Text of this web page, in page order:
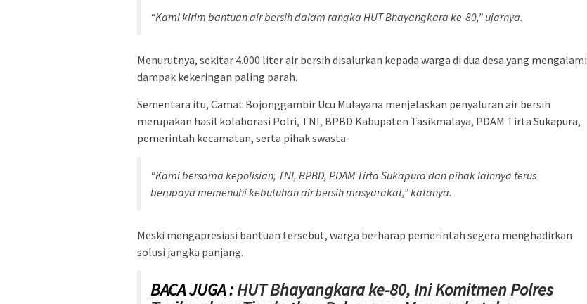
“Kami kirim bantuan air bersih dalam rangka HUT Bhayangkara ke-80,” ujarnya.
Menurutnya, sekitar 4.000 liter air bersih disalurkan kepada warga di dua desa yang mengalami
dampak kekeringan paling parah.
Sementara itu, Camat Bojonggambir Ucu Mulayana menjelaskan penyaluran air bersih
merupakan hasil kolaborasi Polri, TNI, BPBD Kabupaten Tasikmalaya, PDAM Tirta Sukapura,
pemerintah kecamatan, serta pihak swasta.
“Kami bersama kepolisian, TNI, BPBD, PDAM Tirta Sukapura dan pihak lainnya terus
berupaya memenuhi kebutuhan air bersih masyarakat,” katanya.
Meski mengapresiasi bantuan tersebut, warga berharap pemerintah segera menghadirkan
solusi jangka panjang.
BACA JUGA :HUT Bhayangkara ke-80, Ini Komitmen Polres